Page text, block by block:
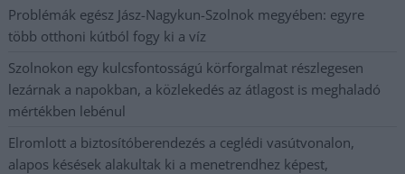
Problémák egész Jász-Nagykun-Szolnok megyében: egyre
több otthoni kútból fogy ki a víz
Szolnokon egy kulcsfontosságú körforgalmat részlegesen
lezárnak a napokban, a közlekedés az átlagost is meghaladó
mértékben lebénul
Elromlott a biztosítóberendezés a ceglédi vasútvonalon,
alapos késések alakultak ki a menetrendhez képest,